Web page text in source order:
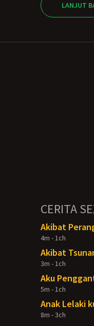
LANJUT
CERITA
Akibat
4m - 1ch
Akibat
3m - 1ch
Aku
5m - 1ch
Anak Lelaki
8m - 3ch